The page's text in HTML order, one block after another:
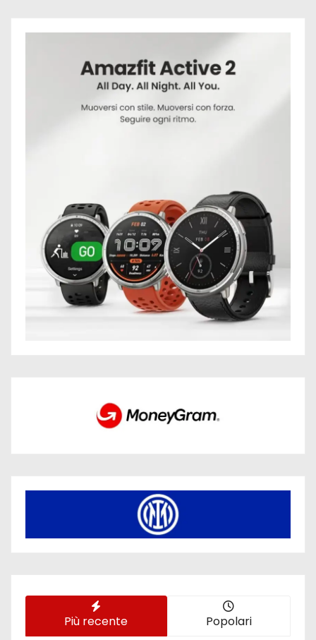
Più recente Popolari